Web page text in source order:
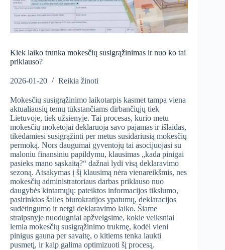
Kiek laiko trunka mokesčių susigrąžinimas ir nuo ko tai
priklauso?
2026-01-20 Reikia žinoti
Mokesčių susigrąžinimo laikotarpis kasmet tampa viena
aktualiausių temų tūkstančiams dirbančiųjų tiek
Lietuvoje, tiek užsienyje. Tai procesas, kurio metu
mokesčių mokėtojai deklaruoja savo pajamas ir išlaidas,
tikėdamiesi susigrąžinti per metus susidariusią mokesčių
permoką. Nors daugumai gyventojų tai asocijuojasi su
maloniu finansiniu papildymu, klausimas „kada pinigai
pasieks mano sąskaitą?“ dažnai lydi visą deklaravimo
sezoną. Atsakymas į šį klausimą nėra vienareikšmis, nes
mokesčių administratoriaus darbas priklauso nuo
daugybės kintamųjų: pateiktos informacijos tikslumo,
pasirinktos šalies biurokratijos ypatumų, deklaracijos
sudėtingumo ir netgi deklaravimo laiko. Šiame
straipsnyje nuodugniai apžvelgsime, kokie veiksniai
lemia mokesčių susigrąžinimo trukmę, kodėl vieni
pinigus gauna per savaitę, o kitiems tenka laukti
pusmetį, ir kaip galima optimizuoti šį procesą.